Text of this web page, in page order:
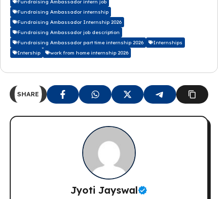
Fundraising Ambassador intern job
Fundraising Ambassador internship
Fundraising Ambassador Internship 2026
Fundraising Ambassador job description
Fundraising Ambassador part time internship 2026
Internships
Intership
work from home internship 2026
SHARE
Jyoti Jayswal